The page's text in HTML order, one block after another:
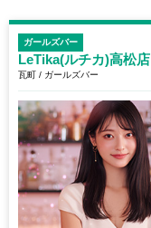
ガールズバー
LeTika(ルチカ)高松店
瓦町 / ガールズバー